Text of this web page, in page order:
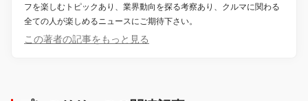
フを楽しむトピックあり、業界動向を探る考察あり、クルマに関わる
全ての人が楽しめるニュースにご期待下さい。
この著者の記事をもっと見る